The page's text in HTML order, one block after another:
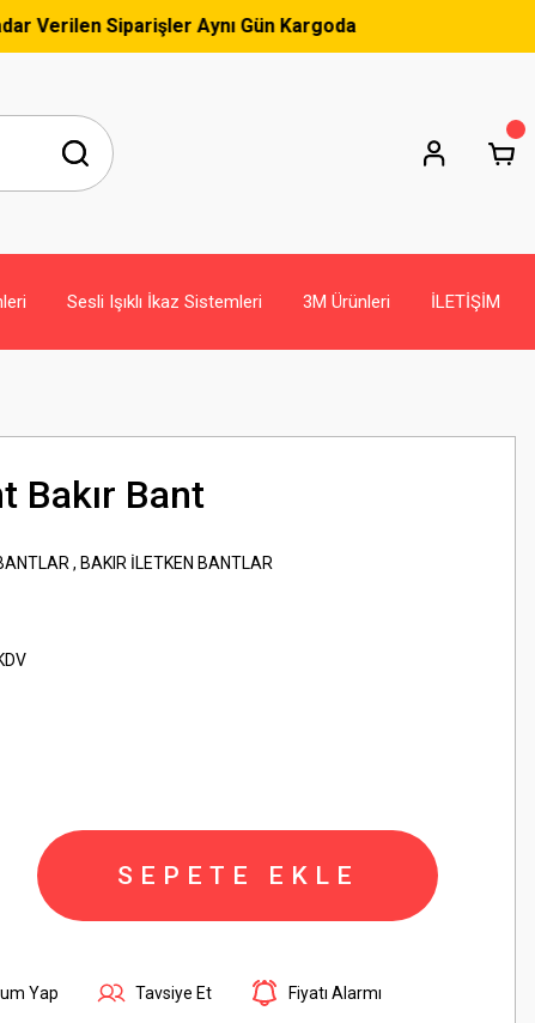
Gün Kargoda
Sesli Işıklı İkaz Sistemleri 3M Ürünleri İLETİŞİM
Bakır Bant
, BAKIR İLETKEN BANTLAR
SEPETE EKLE
Yap Tavsiye Et Fiyatı Alarmı